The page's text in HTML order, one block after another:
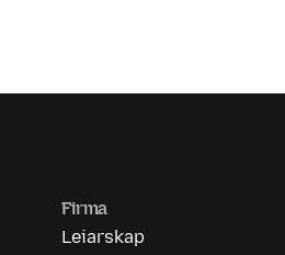
Firma
Leiarskap